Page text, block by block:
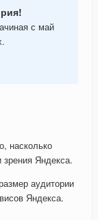
с май
насколько
зрения Яндекса.
аудитории
Яндекса.